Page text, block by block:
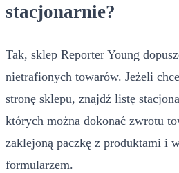
stacjonarnie?
Tak, sklep Reporter Young
nietrafionych towarów. Jeżeli
stronę sklepu, znajdź listę
których można dokonać zwrotu
zaklejoną paczkę z produktami i
formularzem.